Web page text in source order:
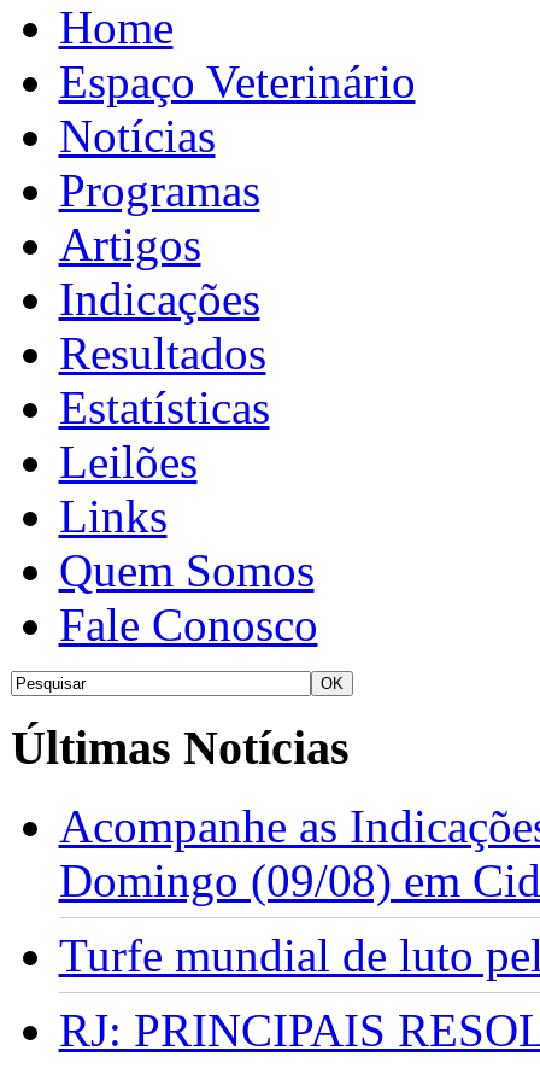
Home
Espaço Veterinário
Notícias
Programas
Artigos
Indicações
Resultados
Estatísticas
Leilões
Links
Quem Somos
Fale Conosco
Últimas Notícias
Acompanhe as
Domingo (09/08) em
Turfe mundial de luto
RJ: PRINCIPAIS